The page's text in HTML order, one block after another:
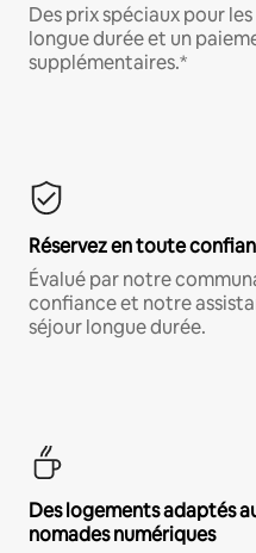
Des prix spéciaux pour
longue durée et un
supplémentaires.*
Réservez en toute
Évalué par notre
confiance et notre
séjour longue durée.
Des logements adaptés
nomades numériques